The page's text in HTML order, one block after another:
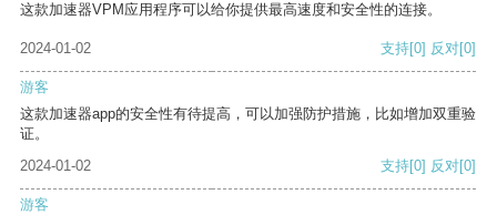
这款加速器VPM应用程序可以给你提供最高速度和安全性的连接。
2024-01-02 支持[0] 反对[0]
游客
这款加速器app的安全性有待提高，可以加强防护措施，比如增加双重验
证。
2024-01-02
支持[0] 反对[0]
游客